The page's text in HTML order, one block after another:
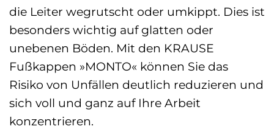
die Leiter wegrutscht oder umkippt. Dies ist
besonders wichtig auf glatten oder
unebenen Böden. Mit den KRAUSE
Fußkappen »MONTO« können Sie das
Risiko von Unfällen deutlich reduzieren und
sich voll und ganz auf Ihre Arbeit
konzentrieren.